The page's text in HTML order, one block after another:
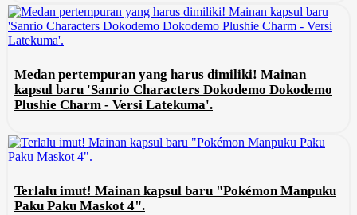
Medan pertempuran yang harus dimiliki! Mainan
kapsul baru 'Sanrio Characters Dokodemo Dokodemo
Plushie Charm - Versi Latekuma'.
Terlalu imut! Mainan kapsul baru "Pokémon Manpuku
Paku Paku Maskot 4".